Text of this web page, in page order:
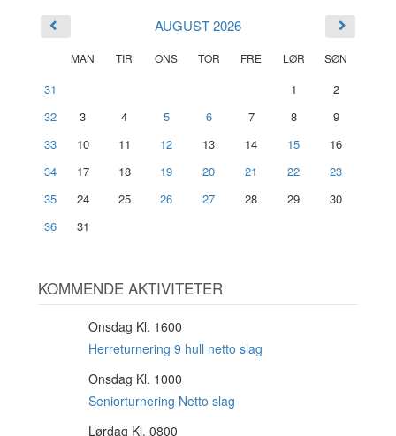
AUGUST 2026
MAN TIR ONS TOR FRE LØR SØN
31 1
2
32
3 4 5 6 7 8
9
33
10 11 12 13 14 15
16
34
17 18 19 20 21 22
23
35
24 25 26 27 28 29
30
36
31
KOMMENDE AKTIVITETER
Onsdag Kl. 1600
Herreturnering 9 hull netto slag
Onsdag Kl. 1000
Seniorturnering Netto slag
Lørdag Kl. 0800